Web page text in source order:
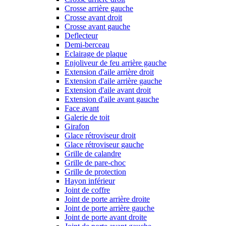
Crosse arrière gauche
Crosse avant droit
Crosse avant gauche
Deflecteur
Demi-berceau
Eclairage de plaque
Enjoliveur de feu arrière gauche
Extension d'aile arrière droit
Extension d'aile arrière gauche
Extension d'aile avant droit
Extension d'aile avant gauche
Face avant
Galerie de toit
Girafon
Glace rétroviseur droit
Glace rétroviseur gauche
Grille de calandre
Grille de pare-choc
Grille de protection
Hayon inférieur
Joint de coffre
Joint de porte arrière droite
Joint de porte arrière gauche
Joint de porte avant droite